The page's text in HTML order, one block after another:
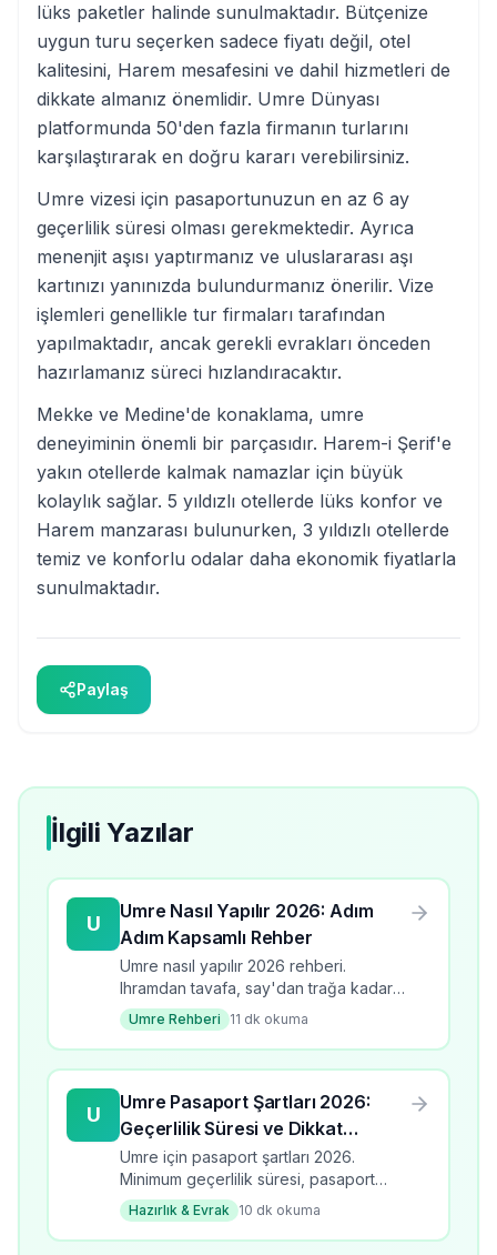
lüks paketler halinde sunulmaktadır. Bütçenize
uygun turu seçerken sadece fiyatı değil, otel
kalitesini, Harem mesafesini ve dahil hizmetleri de
dikkate almanız önemlidir. Umre Dünyası
platformunda 50'den fazla firmanın turlarını
karşılaştırarak en doğru kararı verebilirsiniz.
Umre vizesi için pasaportunuzun en az 6 ay
geçerlilik süresi olması gerekmektedir. Ayrıca
menenjit aşısı yaptırmanız ve uluslararası aşı
kartınızı yanınızda bulundurmanız önerilir. Vize
işlemleri genellikle tur firmaları tarafından
yapılmaktadır, ancak gerekli evrakları önceden
hazırlamanız süreci hızlandıracaktır.
Mekke ve Medine'de konaklama, umre
deneyiminin önemli bir parçasıdır. Harem-i Şerif'e
yakın otellerde kalmak namazlar için büyük
kolaylık sağlar. 5 yıldızlı otellerde lüks konfor ve
Harem manzarası bulunurken, 3 yıldızlı otellerde
temiz ve konforlu odalar daha ekonomik fiyatlarla
sunulmaktadır.
Paylaş
İlgili Yazılar
U
Umre Nasıl Yapılır 2026: Adım
Adım Kapsamlı Rehber
Umre nasıl yapılır 2026 rehberi.
Ihramdan tavafa, say'dan trağa kadar
tüm adımlar detaylı anlatım.
Umre Rehberi 11 dk okuma
U
Umre Pasaport Şartları 2026:
Geçerlilik Süresi ve Dikkat
Edilmesi Gerekenler
Umre için pasaport şartları 2026.
Minimum geçerlilik süresi, pasaport
türleri, yenileme süreci ve dikkat
edilmesi gerekenler.
Hazırlık & Evrak 10 dk okuma